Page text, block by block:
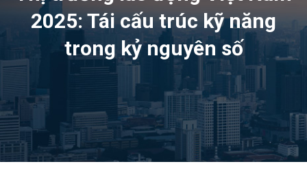
2025: Tái cấu trúc kỹ năng
trong kỷ nguyên số